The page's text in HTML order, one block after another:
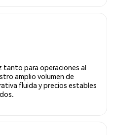
tanto para operaciones al
amplio volumen de
fluida y precios estables